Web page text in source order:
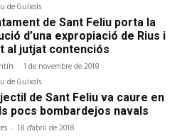
de Guíxols
de Sant Feliu porta la
d’una expropiació de Rius i
al jutjat contenciós
- 1 de novembre de 2018
de Guíxols
de Sant Feliu va caure en
pocs bombardejos navals
- 18 d'abril de 2018